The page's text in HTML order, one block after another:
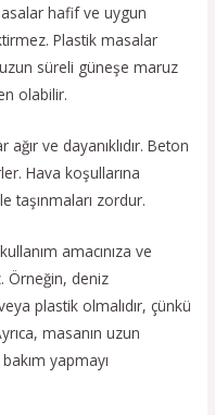
hafif ve uygun
Plastik masalar
uzun süreli güneşe maruz
olabilir.
ve dayanıklıdır. Beton
Hava koşullarına
taşınmaları zordur.
amacınıza ve
Örneğin, deniz
plastik olmalıdır, çünkü
masanın uzun
yapmayı